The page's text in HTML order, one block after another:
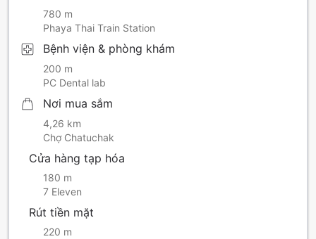
780 m
Phaya Thai Train Station
Bệnh viện & phòng khám
200 m
PC Dental lab
Nơi mua sắm
4,26 km
Chợ Chatuchak
Cửa hàng tạp hóa
180 m
7 Eleven
Rút tiền mặt
220 m